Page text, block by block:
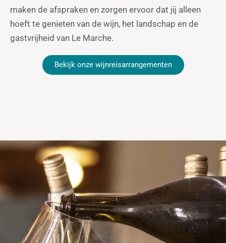
maken de afspraken en zorgen ervoor dat jij alleen
hoeft te genieten van de wijn, het landschap en de
gastvrijheid van Le Marche.
Bekijk onze wijnreisarrangementen